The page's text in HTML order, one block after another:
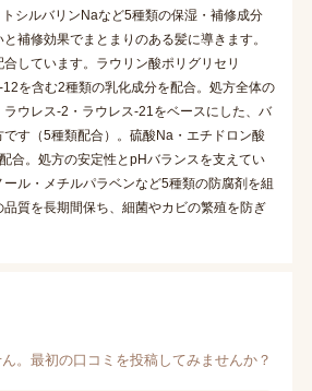
シルバリンNaなど5種類の保湿・補修成分
補修効果でまとまりのある髪に導きます。
しています。ラウリン酸ポリグリセリ
を含む2種類の乳化成分を配合。処方全体の
ウレス-2・ラウレス-21をベースにした、バ
す（5種類配合）。硫酸Na・エチドロン酸
合。処方の安定性とpHバランスを支えてい
ル・メチルパラベンなど5種類の防腐剤を組
質を長期間保ち、細菌やカビの繁殖を防ぎ
。最初の口コミを投稿してみませんか？